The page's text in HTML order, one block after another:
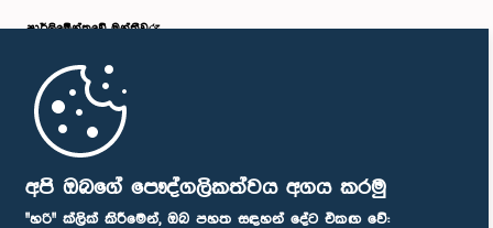
අපි ඔබගේ පෞද්ගලිකත්වය අගය කරමු
"හරි" ක්ලික් කිරීමෙන්, ඔබ පහත සඳහන් දේට එකඟ වේ:
පාර්ලි‌මේන්තුවේ මන්ත්‍රීවරු
මුල් පිටුව
පාර්ලිමේන්තු ජංගම යෙදුම